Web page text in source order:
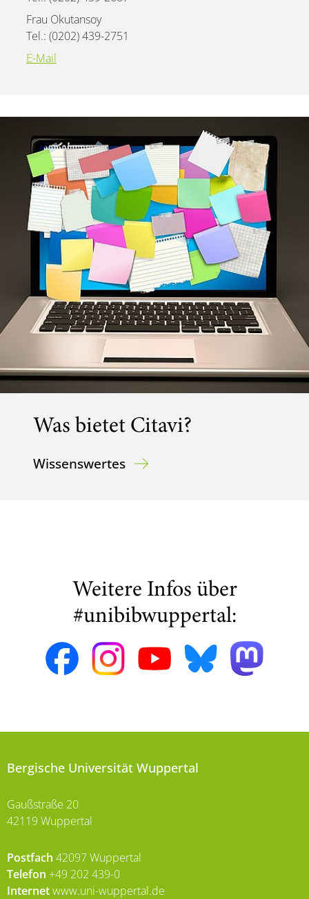
Frau Okutansoy
Tel.: (0202) 439-2751
E-Mail
Was bietet Citavi?
Wissenswertes
Weitere Infos über
#unibibwuppertal:
Bergische Universität Wuppertal
Gaußstraße 20
42119 Wuppertal
Postfach 42097 Wuppertal
Telefon +49 202 439-0
Internetwww.uni-wuppertal.de